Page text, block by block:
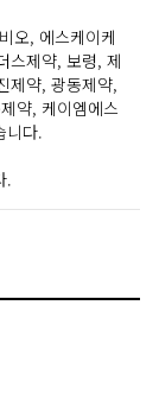
오, 에스케이케
스제약, 보령, 제
제약, 광동제약,
약, 케이엠에스
니다.
.